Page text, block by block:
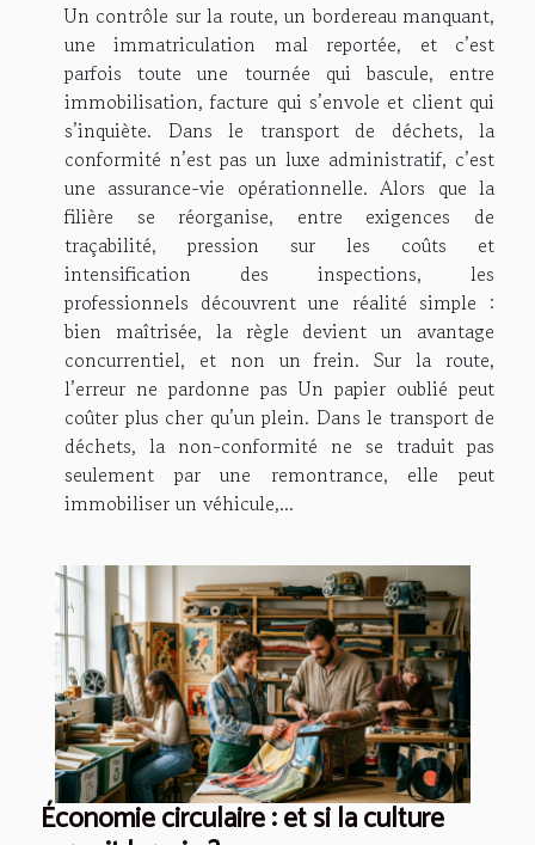
Un contrôle sur la route, un bordereau manquant,
une immatriculation mal reportée, et c’est
parfois toute une tournée qui bascule, entre
immobilisation, facture qui s’envole et client qui
s’inquiète. Dans le transport de déchets, la
conformité n’est pas un luxe administratif, c’est
une assurance-vie opérationnelle. Alors que la
filière se réorganise, entre exigences de
traçabilité, pression sur les coûts et
intensification des inspections, les
professionnels découvrent une réalité simple :
bien maîtrisée, la règle devient un avantage
concurrentiel, et non un frein. Sur la route,
l’erreur ne pardonne pas Un papier oublié peut
coûter plus cher qu’un plein. Dans le transport de
déchets, la non-conformité ne se traduit pas
seulement par une remontrance, elle peut
immobiliser un véhicule,...
Économie circulaire : et si la culture